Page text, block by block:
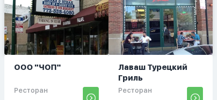
ООО "ЧОП"
Ресторан
Лаваш Турецкий
Гриль
Ресторан